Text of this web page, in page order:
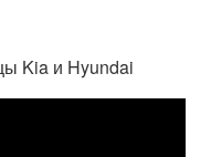
Kia и Hyundai